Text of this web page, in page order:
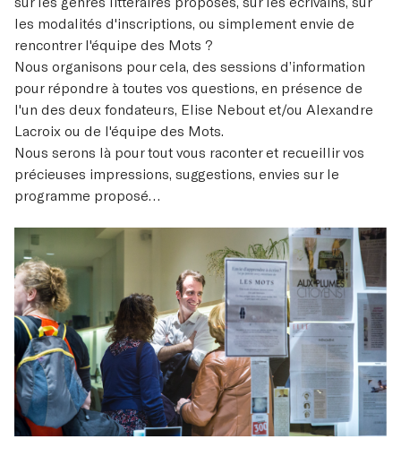
les modalités d'inscriptions, ou simplement envie de
rencontrer l'équipe des Mots ?
Nous organisons pour cela, des sessions d’information
pour répondre à toutes vos questions, en présence de
l'un des deux fondateurs, Elise Nebout et/ou Alexandre
Lacroix ou de l'équipe des Mots.
Nous serons là pour tout vous raconter et recueillir vos
précieuses impressions, suggestions, envies sur le
programme proposé…